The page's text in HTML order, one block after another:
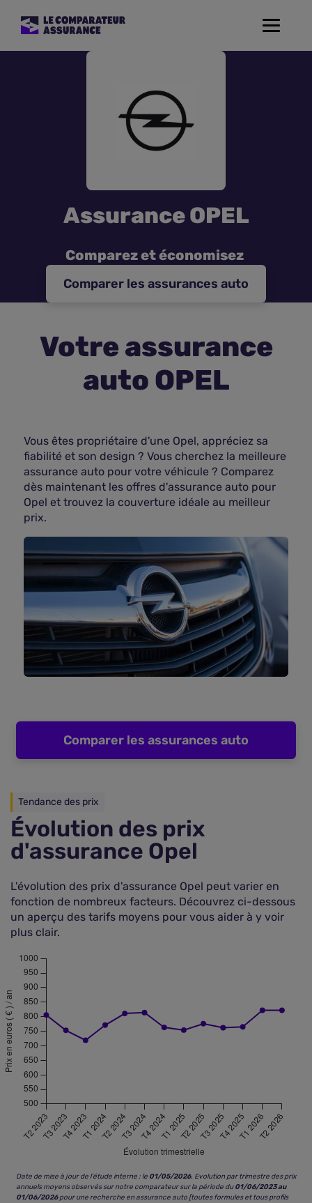
Toggle
Assurance Habitation
Assurance de prêt
Prévoyance
Assurance Animaux
Assurance vie
Plus d'assurances
Assurance OPEL
Comparez et économisez
Comparer les assurances auto
Votre assurance
auto OPEL
Vous êtes propriétaire d'une Opel, appréciez sa
fiabilité et son design ? Vous cherchez la meilleure
assurance auto pour votre véhicule ? Comparez
dès maintenant les offres d'assurance auto pour
Opel et trouvez la couverture idéale au meilleur
prix.
Comparer les assurances auto
Tendance des prix
Évolution des prix
d'assurance Opel
L'évolution des prix d'assurance Opel peut varier en
fonction de nombreux facteurs. Découvrez ci-dessous
un aperçu des tarifs moyens pour vous aider à y voir
plus clair.
Date de mise à jour de l’étude interne : le 01/05/2026. Evolution par trimestre des prix
annuels moyens observés sur notre comparateur sur la période du01/06/2023 au
01/06/2026pour une recherche en assurance auto [toutes formules et tous profils